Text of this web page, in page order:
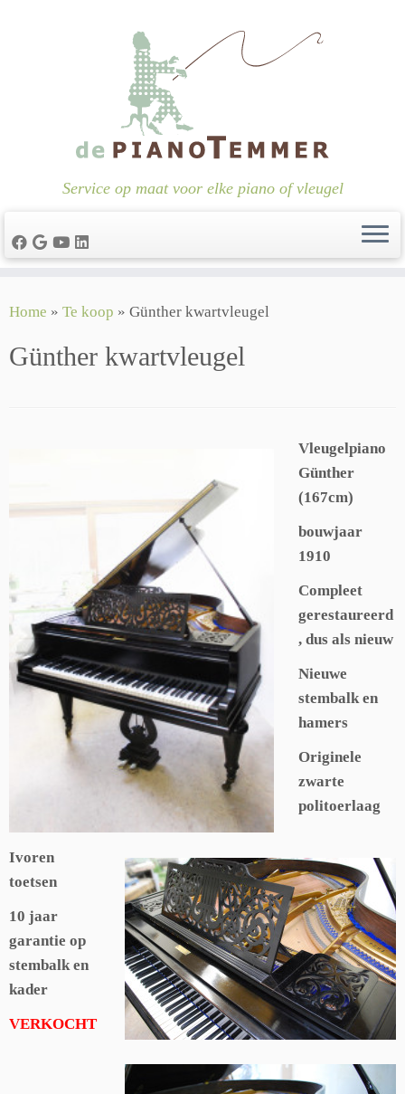
naar
Service op maat voor elke piano of vleugel
Home » Te koop » Günther kwartvleugel
Günther kwartvleugel
Vleugelpiano
Günther
(167cm)
bouwjaar
1910
Compleet
gerestaureerd
, dus als nieuw
Nieuwe
stembalk en
hamers
Originele
zwarte
politoerlaag
Ivoren
toetsen
10 jaar
garantie op
stembalk en
kader
VERKOCHT